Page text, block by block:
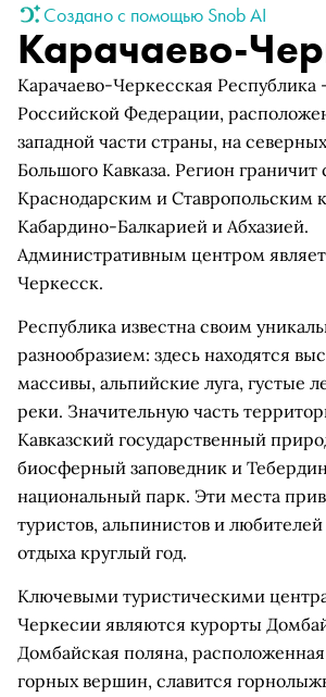
Создано с помощью Snob AI
Карачаево-
Карачаево-Черкесская Республика
Российской Федерации,
западной части страны, на
Большого Кавказа. Регион граничит
Краснодарским и Ставропольским
Кабардино-Балкарией и Абхазией.
Административным центром
Черкесск.
Республика известна своим
разнообразием: здесь находятся
массивы, альпийские луга, густые
реки. Значительную часть
Кавказский государственный
биосферный заповедник и
национальный парк. Эти места
туристов, альпинистов и любителей
отдыха круглый год.
Ключевыми туристическими
Черкесии являются курорты
Домбайская поляна,
горных вершин, славится